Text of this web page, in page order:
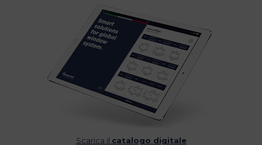
Scarica il catalogo digitale